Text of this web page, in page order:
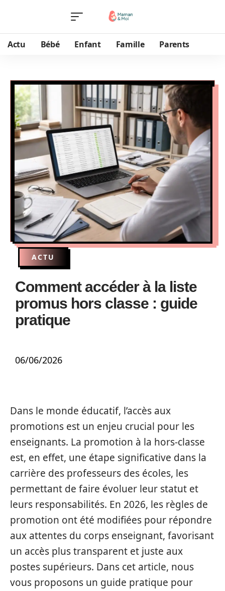
Actu Bébé Enfant Famille Parents
ACTU
Comment accéder à la liste
promus hors classe : guide
pratique
06/06/2026
Dans le monde éducatif, l’accès aux
promotions est un enjeu crucial pour les
enseignants. La promotion à la hors-classe
est, en effet, une étape significative dans la
carrière des professeurs des écoles, les
permettant de faire évoluer leur statut et
leurs responsabilités. En 2026, les règles de
promotion ont été modifiées pour répondre
aux attentes du corps enseignant, favorisant
un accès plus transparent et juste aux
postes supérieurs. Dans cet article, nous
vous proposons un guide pratique pour